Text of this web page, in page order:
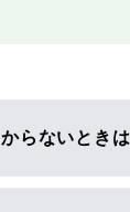
らないときは